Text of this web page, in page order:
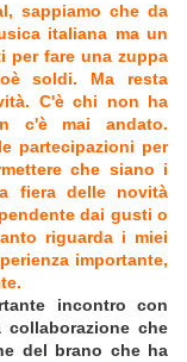
sappiamo che da
italiana ma un
per fare una zuppa
soldi. Ma resta
C'è chi non ha
c'è mai andato.
partecipazioni per
che siano i
fiera delle novità
dai gusti o
riguarda i miei
importante,
incontro con
collaborazione che
del brano che ha